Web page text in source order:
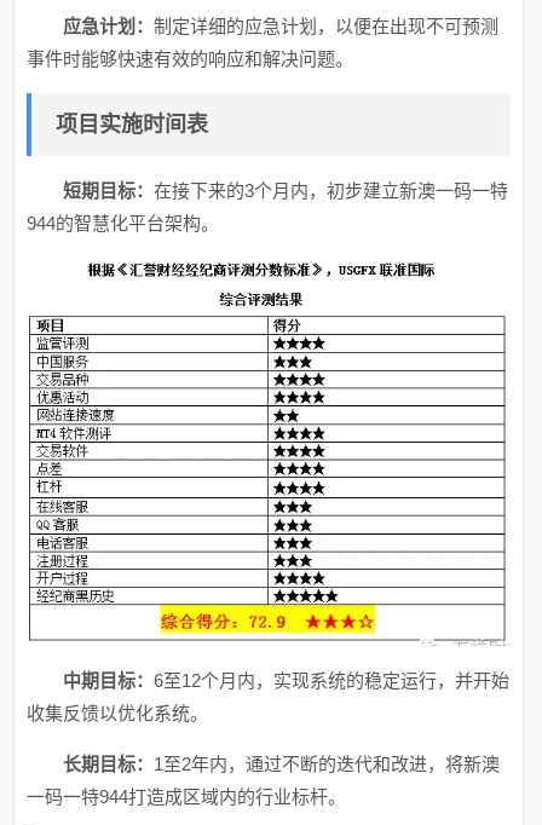
应急计划：制定详细的应急计划，以便在出现不可预测
事件时能够快速有效的响应和解决问题。
项目实施时间表
短期目标：在接下来的3个月内，初步建立新澳一码一特
944的智慧化平台架构。
中期目标：6至12个月内，实现系统的稳定运行，并开始
收集反馈以优化系统。
长期目标： 1至2年内，通过不断的迭代和改进，将新澳
一码一特944打造成区域内的行业标杆。